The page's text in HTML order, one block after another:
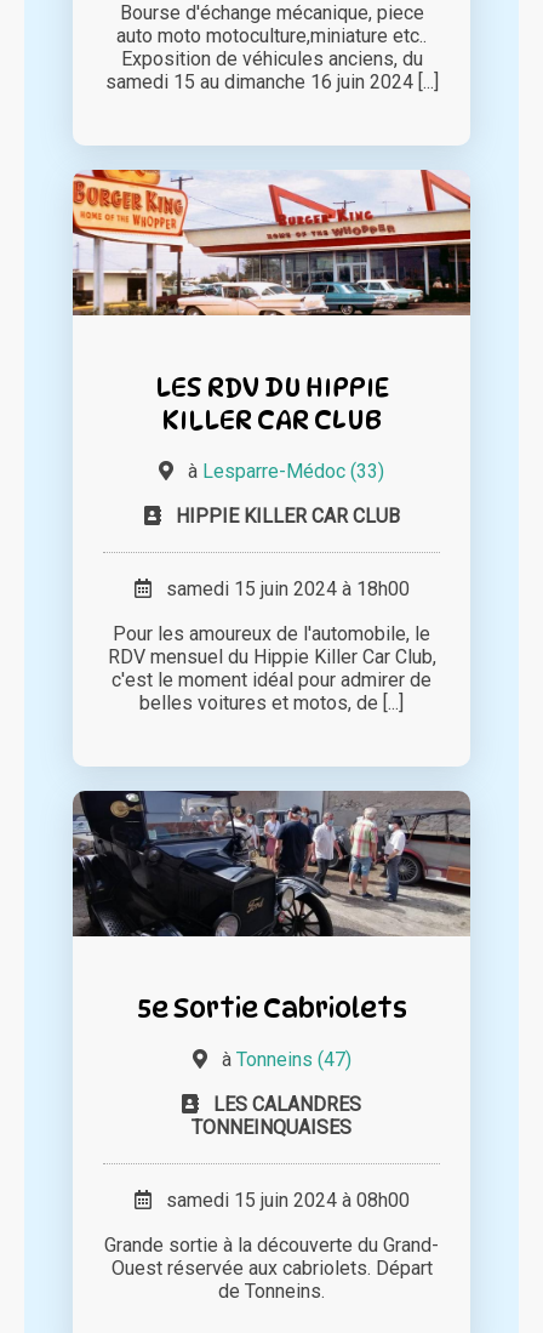
Bourse d'échange mécanique, piece
auto moto motoculture,miniature etc..
Exposition de véhicules anciens, du
samedi 15 au dimanche 16 juin 2024 [...]
LES RDV DU HIPPIE
KILLER CAR CLUB
à Lesparre-Médoc (33)
HIPPIE KILLER CAR CLUB
samedi 15 juin 2024 à 18h00
Pour les amoureux de l'automobile, le
RDV mensuel du Hippie Killer Car Club,
c'est le moment idéal pour admirer de
belles voitures et motos, de [...]
5e Sortie Cabriolets
à Tonneins (47)
LES CALANDRES
TONNEINQUAISES
samedi 15 juin 2024 à 08h00
Grande sortie à la découverte du Grand-
Ouest réservée aux cabriolets. Départ
de Tonneins.